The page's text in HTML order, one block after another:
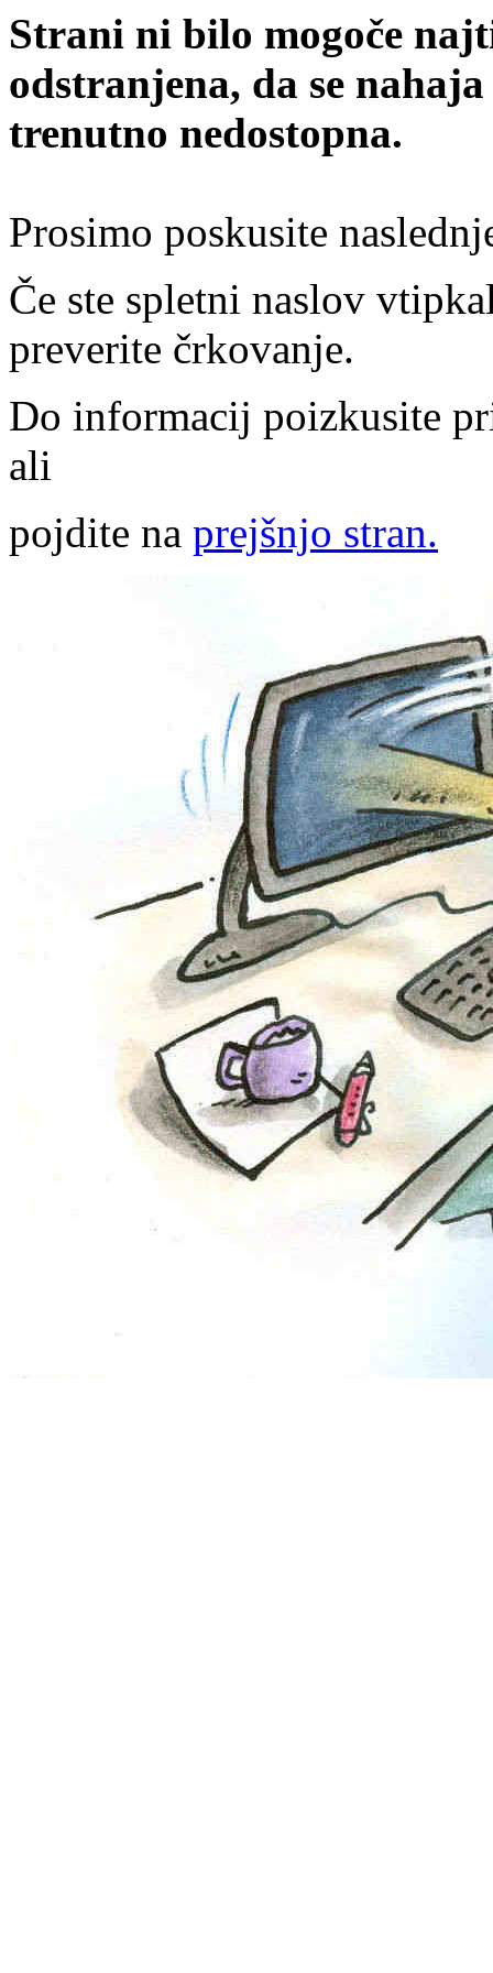
Strani ni bilo mogoče
odstranjena, da se
trenutno nedostopna.
Prosimo poskusite
Če ste spletni naslov
preverite črkovanje.
Do informacij poizkusite
ali
pojdite na prejšnjo stran.